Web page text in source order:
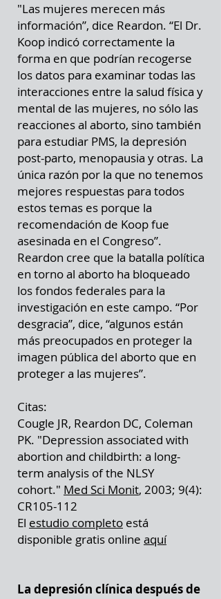
"Las mujeres merecen más
información”, dice Reardon. “El Dr.
Koop indicó correctamente la
forma en que podrían recogerse
los datos para examinar todas las
interacciones entre la salud física y
mental de las mujeres, no sólo las
reacciones al aborto, sino también
para estudiar PMS, la depresión
post-parto, menopausia y otras. La
única razón por la que no tenemos
mejores respuestas para todos
estos temas es porque la
recomendación de Koop fue
asesinada en el Congreso”.
Reardon cree que la batalla política
en torno al aborto ha bloqueado
los fondos federales para la
investigación en este campo. “Por
desgracia”, dice, “algunos están
más preocupados en proteger la
imagen pública del aborto que en
proteger a las mujeres”.
Citas:
Cougle JR, Reardon DC, Coleman
PK. "Depression associated with
abortion and childbirth: a long-
term analysis of the NLSY
cohort." Med Sci Monit, 2003; 9(4):
CR105-112
El estudio completo está
disponible gratis online aquí
La depresión clínica después de